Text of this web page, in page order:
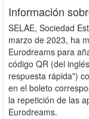
Información
SELAE, Sociedad
marzo de 2023, ha
Eurodreams para
código QR (del
respuesta rápida")
en el boleto
la repetición de las
Eurodreams.